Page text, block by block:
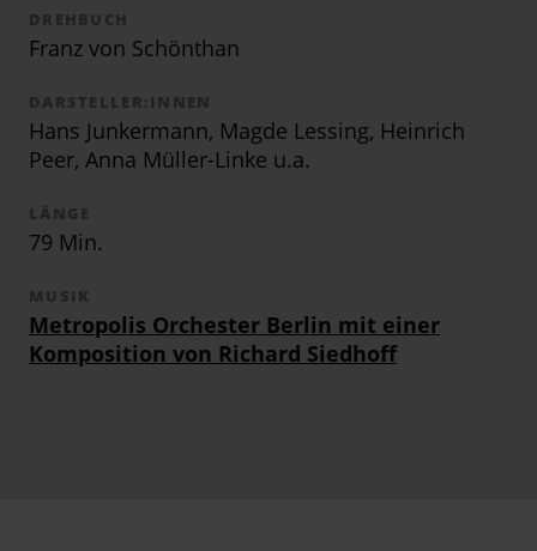
DREHBUCH
Franz von Schönthan
DARSTELLER:INNEN
Hans Junkermann, Magde Lessing, Heinrich
Peer, Anna Müller-Linke u.a.
LÄNGE
79 Min.
MUSIK
Metropolis Orchester Berlin mit einer
Komposition von Richard Siedhoff